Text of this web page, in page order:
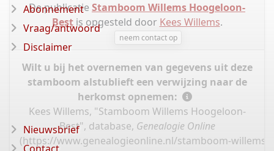
De publicatie Stamboom Willems Hoogeloon-
Bestis opgesteld door Kees Willems.
neem contact op
Wilt u bij het overnemen van gegevens uit deze
stamboom alstublieft een verwijzing naar de
herkomst opnemen:
Kees Willems, "Stamboom Willems Hoogeloon-
Best", database, Genealogie Online
(https://www.genealogieonline.nl/stamboom-willems-
Abonnement
Vraag/antwoord
Disclaimer
Nieuwsbrief